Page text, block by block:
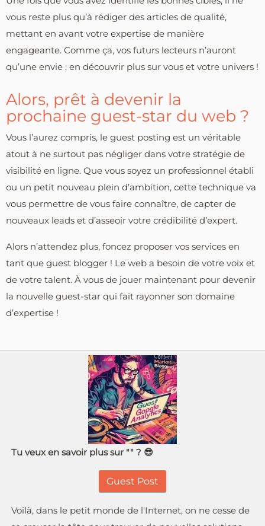
vous reste plus qu’à rédiger des articles de qualité,
mettant en avant votre expertise de manière
engageante. Comme ça, vos futurs lecteurs n’auront
qu’une envie : en découvrir plus sur vous et votre univers !
Alors, prêt à devenir la
prochaine guest-star du web ?
Vous l’aurez compris, le guest posting est un véritable
atout à ne surtout pas négliger dans votre stratégie de
visibilité en ligne. Que vous soyez un professionnel établi
ou un petit nouveau plein d’ambition, cette technique va
vous permettre de vous faire connaître, de capter de
nouveaux leads et d’asseoir votre crédibilité d’expert.
Alors n’attendez plus, foncez proposer vos services en
tant que guest blogger ! Le web a besoin de votre voix et
de votre talent. À vous de jouer maintenant pour devenir
la nouvelle guest-star qui fait rayonner son domaine
d’expertise !
Tu veux en savoir plus sur "" ? 😎
Guest Post
Voilà, dans le petit monde de l'Internet, on ne cesse de